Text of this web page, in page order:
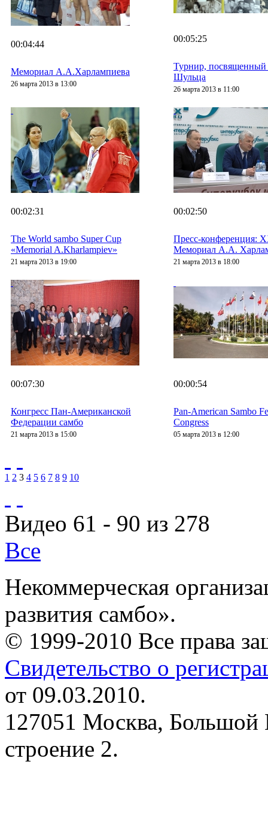
00:04:44
Мемориал А.А.Харлампиева
26 марта 2013 в 13:00
00:05:25
Турнир, посвященный
Шульца
26 марта 2013 в 11:00
00:02:31
The World sambo Super Cup
«Memorial A.Kharlampiev»
21 марта 2013 в 19:00
00:02:50
Пресс-конференция:
Мемориал А.А.
21 марта 2013 в 18:00
00:07:30
Конгресс Пан-Американской
Федерации самбо
21 марта 2013 в 15:00
00:00:54
Pan-American Sambo
Congress
05 марта 2013 в 12:00
1 2 3 4 5 6 7 8 9 10
Видео 61 - 90 из 278
Все
Некоммерческая
развития самбо».
© 1999-2010 Все права
Свидетельство о
от 09.03.2010.
127051 Москва, Большой
строение 2.